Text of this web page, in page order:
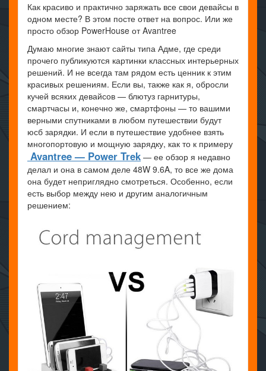
Как красиво и практично заряжать все свои девайсы в
одном месте? В этом посте ответ на вопрос. Или же
просто обзор PowerHouse от Avantree
Думаю многие знают сайты типа Адме, где среди
прочего публикуются картинки классных интерьерных
решений. И не всегда там рядом есть ценник к этим
красивых решениям. Если вы, также как я, обросли
кучей всяких девайсов — блютуз гарнитуры,
смартчасы и, конечно же, смартфоны — то вашими
верными спутниками в любом путешествии будут
юсб зарядки. И если в путешествие удобнее взять
многопортовую и мощную зарядку, как то к примеру
Avantree — Power Trek — ее обзор я недавно
делал и она в самом деле 48W 9.6A, то все же дома
она будет неприглядно смотреться. Особенно, если
есть выбор между нею и другим аналогичным
решением: